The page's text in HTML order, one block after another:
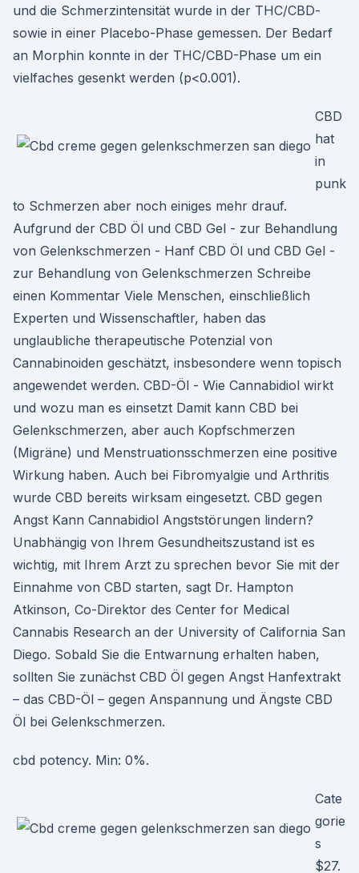
und die Schmerzintensität wurde in der THC/CBD-
sowie in einer Placebo-Phase gemessen. Der Bedarf
an Morphin konnte in der THC/CBD-Phase um ein
vielfaches gesenkt werden (p<0.001).
CBD
hat
in
punk
to Schmerzen aber noch einiges mehr drauf.
Aufgrund der CBD Öl und CBD Gel - zur Behandlung
von Gelenkschmerzen - Hanf CBD Öl und CBD Gel -
zur Behandlung von Gelenkschmerzen Schreibe
einen Kommentar Viele Menschen, einschließlich
Experten und Wissenschaftler, haben das
unglaubliche therapeutische Potenzial von
Cannabinoiden geschätzt, insbesondere wenn topisch
angewendet werden. CBD-Öl - Wie Cannabidiol wirkt
und wozu man es einsetzt Damit kann CBD bei
Gelenkschmerzen, aber auch Kopfschmerzen
(Migräne) und Menstruationsschmerzen eine positive
Wirkung haben. Auch bei Fibromyalgie und Arthritis
wurde CBD bereits wirksam eingesetzt. CBD gegen
Angst Kann Cannabidiol Angststörungen lindern?
Unabhängig von Ihrem Gesundheitszustand ist es
wichtig, mit Ihrem Arzt zu sprechen bevor Sie mit der
Einnahme von CBD starten, sagt Dr. Hampton
Atkinson, Co-Direktor des Center for Medical
Cannabis Research an der University of California San
Diego. Sobald Sie die Entwarnung erhalten haben,
sollten Sie zunächst CBD Öl gegen Angst Hanfextrakt
– das CBD-Öl – gegen Anspannung und Ängste CBD
Öl bei Gelenkschmerzen.
cbd potency. Min: 0%.
Cate
gorie
s
$27.